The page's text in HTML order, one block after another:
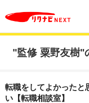
"監修 粟野友樹"
転職をしてよかったと
い【転職相談室】